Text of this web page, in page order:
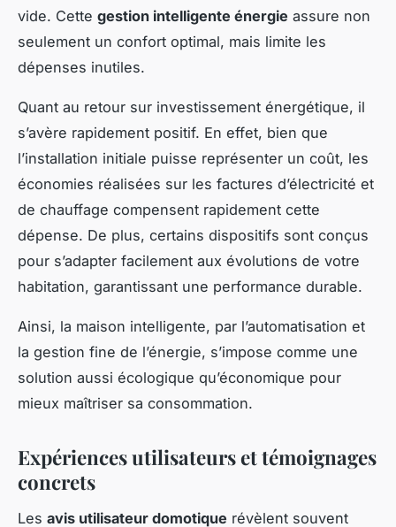
vide. Cette gestion intelligente énergie assure non
seulement un confort optimal, mais limite les
dépenses inutiles.
Quant au retour sur investissement énergétique, il
s’avère rapidement positif. En effet, bien que
l’installation initiale puisse représenter un coût, les
économies réalisées sur les factures d’électricité et
de chauffage compensent rapidement cette
dépense. De plus, certains dispositifs sont conçus
pour s’adapter facilement aux évolutions de votre
habitation, garantissant une performance durable.
Ainsi, la maison intelligente, par l’automatisation et
la gestion fine de l’énergie, s’impose comme une
solution aussi écologique qu’économique pour
mieux maîtriser sa consommation.
Expériences utilisateurs et témoignages
concrets
Les avis utilisateur domotique révèlent souvent